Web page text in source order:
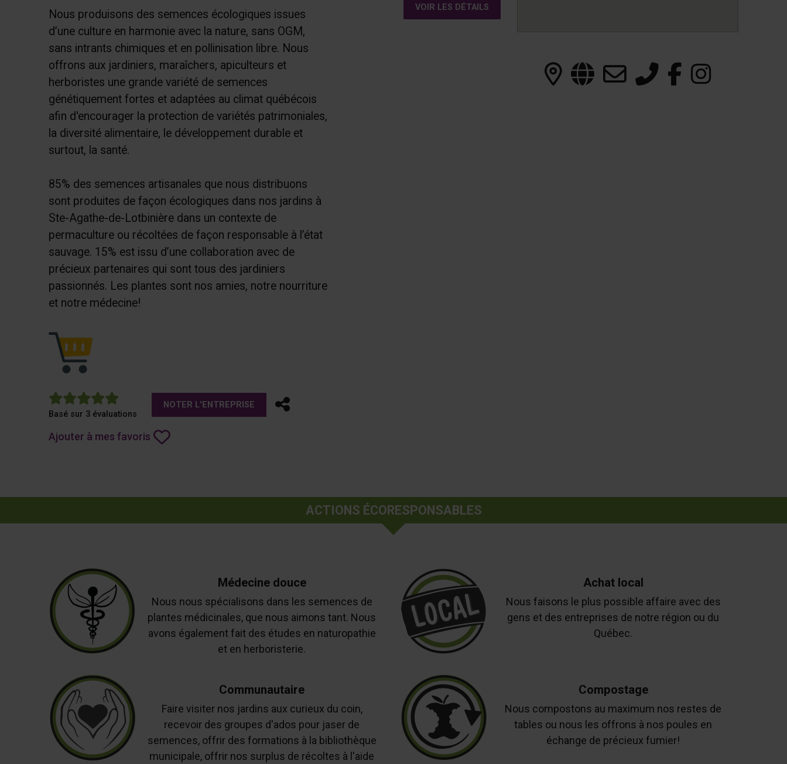
Nous produisons des semences écologiques issues
d’une culture en harmonie avec la nature, sans OGM,
sans intrants chimiques et en pollinisation libre. Nous
offrons aux jardiniers, maraîchers, apiculteurs et
herboristes une grande variété de semences
génétiquement fortes et adaptées au climat québécois
afin d'encourager la protection de variétés patrimoniales,
la diversité alimentaire, le développement durable et
surtout, la santé.
85% des semences artisanales que nous distribuons
sont produites de façon écologiques dans nos jardins à
Ste-Agathe-de-Lotbinière dans un contexte de
permaculture ou récoltées de façon responsable à l’état
sauvage. 15% est issu d’une collaboration avec de
précieux partenaires qui sont tous des jardiniers
passionnés. Les plantes sont nos amies, notre nourriture
et notre médecine!
5
Basé sur 3 évaluations
NOTER L'ENTREPRISE Partager
Ajouter à mes favoris
VOIR LES DÉTAILS
ACTIONS ÉCORESPONSABLES
Médecine douce
Nous nous spécialisons dans les semences de
plantes médicinales, que nous aimons tant. Nous
avons également fait des études en naturopathie
et en herboristerie.
Achat local
Nous faisons le plus possible affaire avec des
gens et des entreprises de notre région ou du
Québec.
Communautaire
Faire visiter nos jardins aux curieux du coin,
recevoir des groupes d'ados pour jaser de
semences, offrir des formations à la bibliothèque
municipale, offrir nos surplus de récoltes à l'aide
Compostage
Nous compostons au maximum nos restes de
tables ou nous les offrons à nos poules en
échange de précieux fumier!